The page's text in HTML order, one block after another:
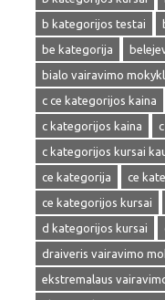
b kategorijos testai
be kategorija
bialo vairavimo
c ce kategorijos kaina
c kategorijos kaina
c kategorijos kursai
ce kategorija
ce
ce kategorijos kursai
d kategorijos kursai
draiveris vairavimo
ekstremalaus